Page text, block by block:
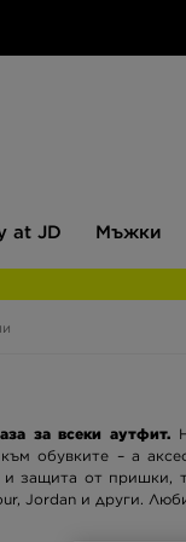
at JD Мъжки
за всеки аутфит.
обувките – а
от пришки,
Jordan и други.